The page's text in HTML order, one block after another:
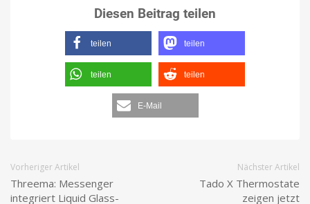
Diesen Beitrag teilen
teilen teilen
teilen teilen
E-Mail
Vorheriger Artikel
Threema: Messenger
integriert Liquid Glass-
Nächster Artikel
Tado X Thermostate
zeigen jetzt